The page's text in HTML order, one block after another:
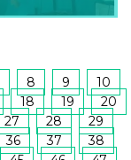
8 9
10
18 19
20
27 28
29
36 37
38